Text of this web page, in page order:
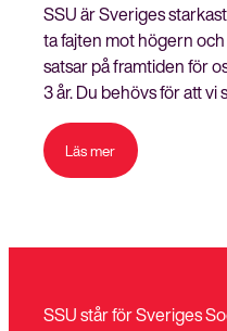
SSU är Sveriges
ta fajten mot högern
satsar på framtiden för
3 år. Du behövs för att vi
Läs mer
SSU står för Sveriges